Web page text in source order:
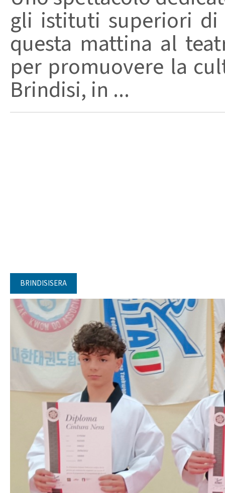
gli istituti superiori di
questa mattina al
per promuovere la
Brindisi, in ...
BRINDISISERA